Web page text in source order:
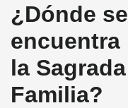
¿Dónde se
encuentra
la Sagrada
Familia?